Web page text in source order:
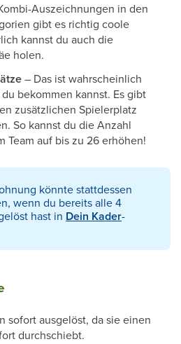
Auszeichnungen in den
gibt es richtig coole
kannst du auch die
holen.
– Das ist wahrscheinlich
bekommen kannst. Es gibt
zusätzlichen Spielerplatz
So kannst du die Anzahl
Team auf bis zu 26 erhöhen!
könnte stattdessen
wenn du bereits alle 4
hast in Dein Kader-
sofort ausgelöst, da sie einen
durchschiebt.